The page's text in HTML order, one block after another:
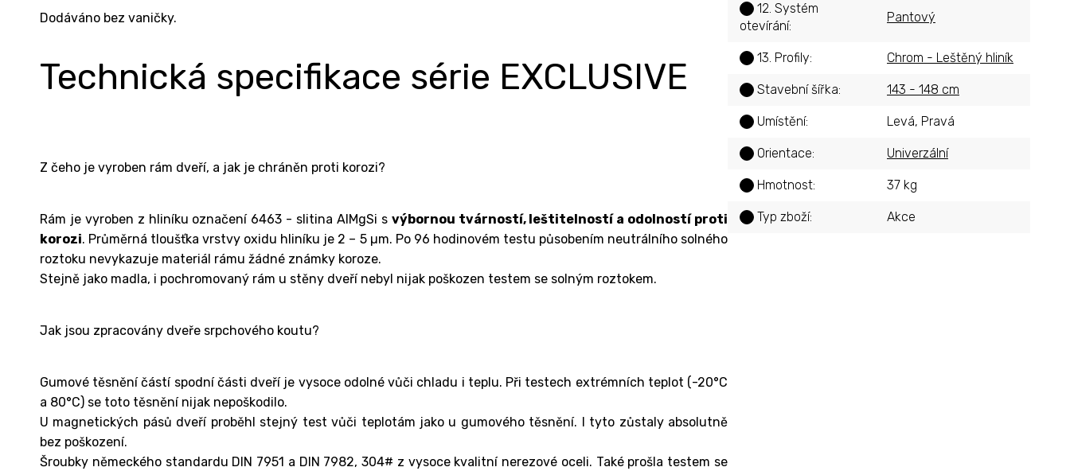
Dodáváno bez vaničky.
Technická specifikace série EXCLUSIVE
Z čeho je vyroben rám dveří, a jak je chráněn proti korozi?
Rám je vyroben z hliníku označení 6463 - slitina AlMgSi s výbornou tvárností, leštitelností a odolností proti
korozi. Průměrná tloušťka vrstvy oxidu hliníku je 2 – 5 µm. Po 96 hodinovém testu působením neutrálního solného
roztoku nevykazuje materiál rámu žádné známky koroze.
Stejně jako madla, i pochromovaný rám u stěny dveří nebyl nijak poškozen testem se solným roztokem.
Jak jsou zpracovány dveře srpchového koutu?
Gumové těsnění částí spodní části dveří je vysoce odolné vůči chladu i teplu. Při testech extrémních teplot (-20°C
a 80°C) se toto těsnění nijak nepoškodilo.
U magnetických pásů dveří proběhl stejný test vůči teplotám jako u gumového těsnění. I tyto zůstaly absolutně
bez poškození.
Šroubky německého standardu DIN 7951 a DIN 7982, 304# z vysoce kvalitní nerezové oceli. Také prošla testem se
12. Systém
otevírání:
Pantový
13. Profily: Chrom - Leštěný hliník
Stavební šířka: 143 - 148 cm
Umístění: Levá, Pravá
Orientace: Univerzální
Hmotnost: 37 kg
Typ zboží: Akce